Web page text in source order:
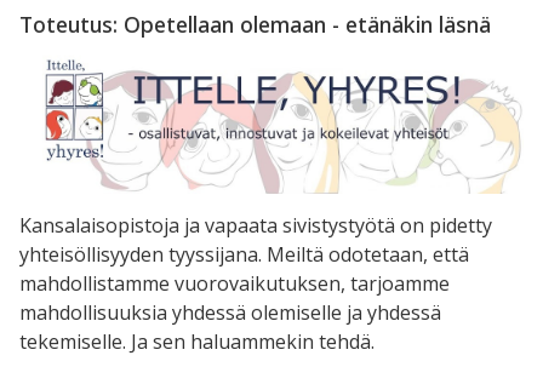
Toteutus: Opetellaan olemaan - etänäkin läsnä
Kansalaisopistoja ja vapaata sivistystyötä on pidetty
yhteisöllisyyden tyyssijana. Meiltä odotetaan, että
mahdollistamme vuorovaikutuksen, tarjoamme
mahdollisuuksia yhdessä olemiselle ja yhdessä
tekemiselle. Ja sen haluammekin tehdä.